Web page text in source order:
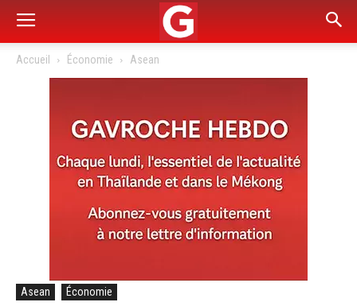
Accueil Économie Asean
Asean Économie